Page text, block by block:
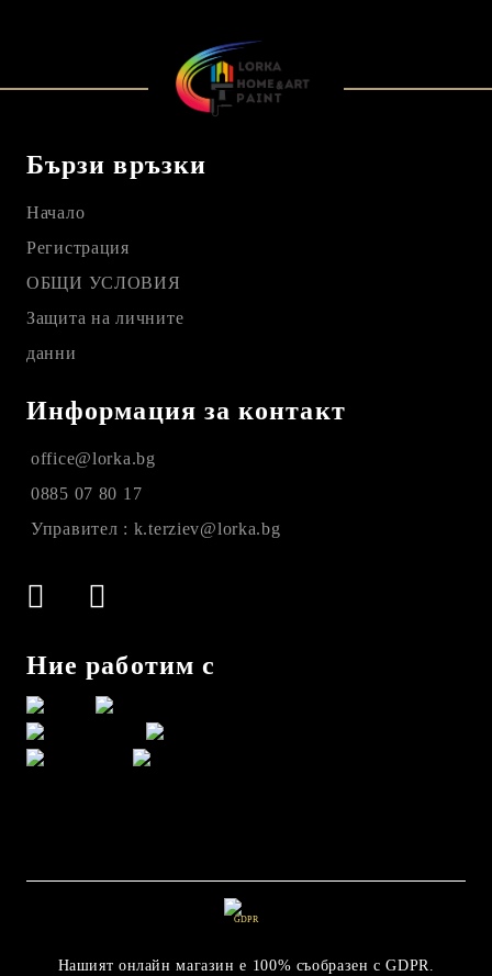
Бързи връзки
Начало
Регистрация
ОБЩИ УСЛОВИЯ
Защита на личните
данни
Информация за контакт
office@lorka.bg
0885 07 80 17
Управител : k.terziev@lorka.bg
Ние работим с
GDPR
Нашият онлайн магазин е 100% съобразен с GDPR.